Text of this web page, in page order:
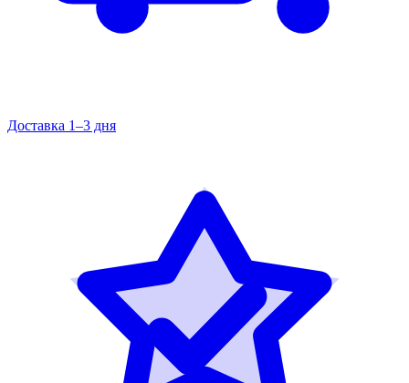
Доставка 1–3 дня